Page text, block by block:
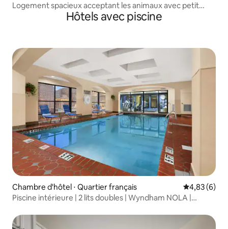
Logement spacieux acceptant les animaux avec petit
déjeuner gratuit !Hôtels avec piscine
Chambre d'hôtel ⋅ Quartier français Évaluation
4,83 (6)
Piscine intérieure | 2 lits doubles | Wyndham NOLA |